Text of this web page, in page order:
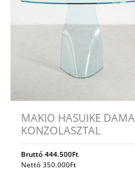
MAKIO HASUIKE DAMA
KONZOLASZTAL
Bruttó 444.500Ft
Nettó 350.000Ft